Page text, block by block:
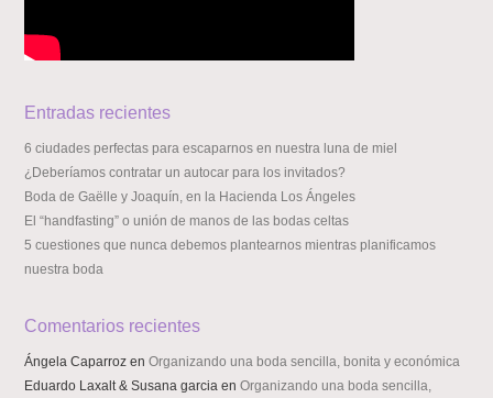
Entradas recientes
6 ciudades perfectas para escaparnos en nuestra luna de miel
¿Deberíamos contratar un autocar para los invitados?
Boda de Gaëlle y Joaquín, en la Hacienda Los Ángeles
El “handfasting” o unión de manos de las bodas celtas
5 cuestiones que nunca debemos plantearnos mientras planificamos
nuestra boda
Comentarios recientes
Ángela Caparroz enOrganizando una boda sencilla, bonita y económica
Eduardo Laxalt & Susana garcia enOrganizando una boda sencilla,